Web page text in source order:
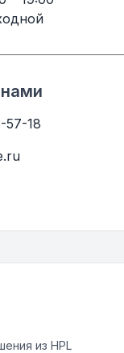
57-18
из HPL